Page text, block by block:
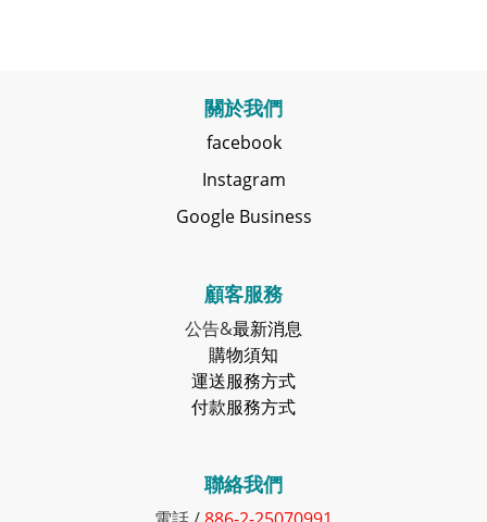
關於我們
facebook
Instagram
Google Business
顧客服務
公告&最新消息
購物須知
運送服務方式
付款服務方式
聯絡我們